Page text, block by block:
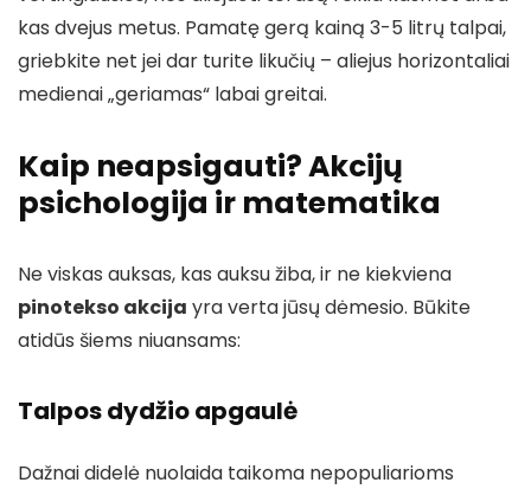
kas dvejus metus. Pamatę gerą kainą 3-5 litrų talpai,
griebkite net jei dar turite likučių – aliejus horizontaliai
medienai „geriamas“ labai greitai.
Kaip neapsigauti? Akcijų
psichologija ir matematika
Ne viskas auksas, kas auksu žiba, ir ne kiekviena
pinotekso akcija yra verta jūsų dėmesio. Būkite
atidūs šiems niuansams:
Talpos dydžio apgaulė
Dažnai didelė nuolaida taikoma nepopuliarioms